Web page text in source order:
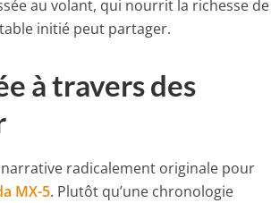
au volant, qui nourrit la richesse de
initié peut partager.
à travers des
radicalement originale pour
MX-5. Plutôt qu’une chronologie